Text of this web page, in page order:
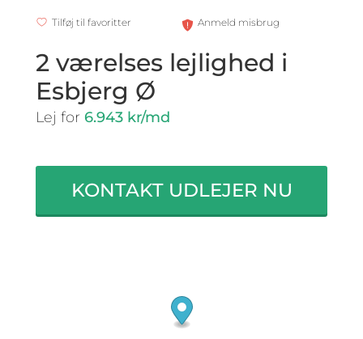
Tilføj til favoritter Anmeld misbrug
2 værelses lejlighed i
Esbjerg Ø
Lej for 6.943 kr/md
KONTAKT UDLEJER NU